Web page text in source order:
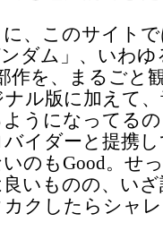
、このサイト
ンダム」、いわ
作を、まるごと
ル版に加えて
うになってる
イダーと提携
のもGood。せ
いものの、い
カクしたらシャ